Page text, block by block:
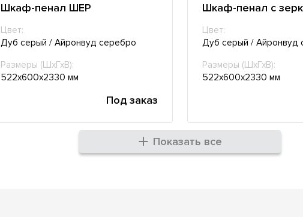
Шкаф-пенал ШЕР
Цвет:
Дуб серый / Айронвуд серебро
Размеры (ШхГхВ):
522х600х2330 мм
Под заказ
Шкаф-пенал с
Цвет:
Дуб серый / Айронвуд
Размеры (ШхГхВ):
522х600х2330 мм
Показать все